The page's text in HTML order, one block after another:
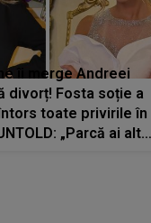
îi merge Andreei
divorț! Fosta soție a
toate privirile în
„Parcă ai altă